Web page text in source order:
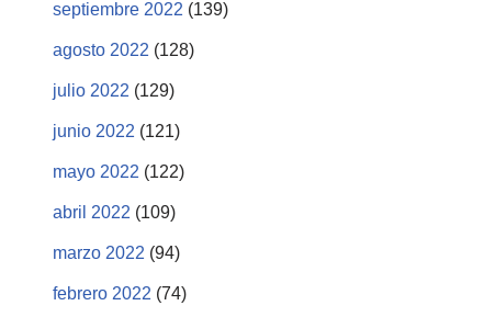
septiembre 2022 (139)
agosto 2022 (128)
julio 2022 (129)
junio 2022 (121)
mayo 2022 (122)
abril 2022 (109)
marzo 2022 (94)
febrero 2022 (74)